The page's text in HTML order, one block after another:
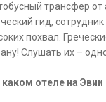
трансфер от
гид,
похвал.
Слушать их –
каком отеле на